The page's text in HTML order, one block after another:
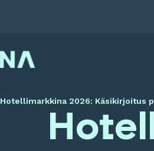
Hotellimarkkina 2026: Käsikirjoitus